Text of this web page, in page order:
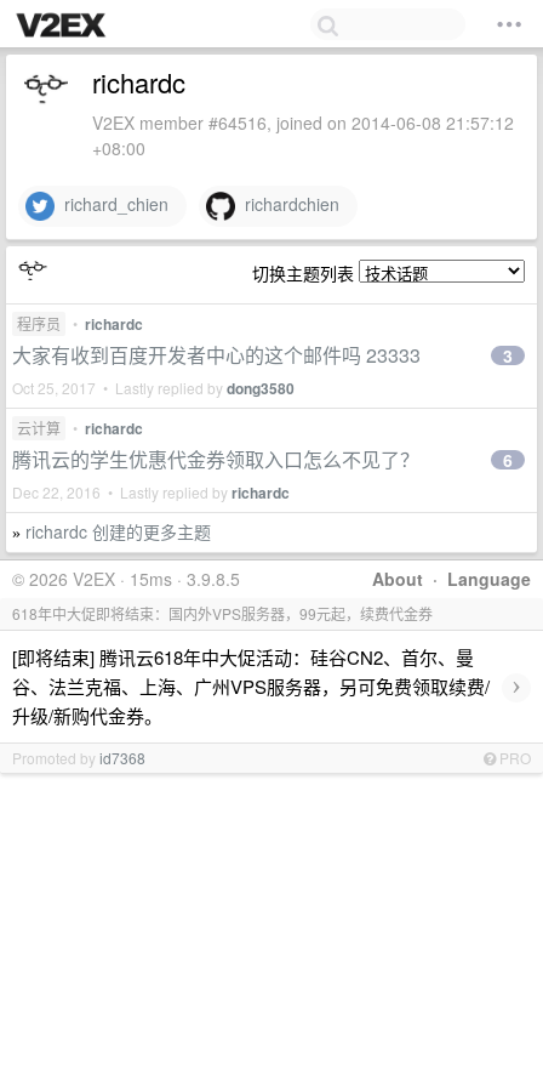
richardc
V2EX member #64516, joined on 2014-06-08 21:57:12
+08:00
richard_chien richardchien
切换主题列表
程序员 • richardc
大家有收到百度开发者中心的这个邮件吗 23333
Oct 25, 2017 • Lastly replied bydong3580
3
云计算 • richardc
腾讯云的学生优惠代金券领取入口怎么不见了？
Dec 22, 2016 • Lastly replied byrichardc
6
» richardc 创建的更多主题
About · Language
© 2026 V2EX · 15ms · 3.9.8.5
618年中大促即将结束：国内外VPS服务器，99元起，续费代金券
[即将结束] 腾讯云618年中大促活动：硅谷CN2、首尔、曼
谷、法兰克福、上海、广州VPS服务器，另可免费领取续费/
升级/新购代金券。
›
Promoted byid7368 PRO